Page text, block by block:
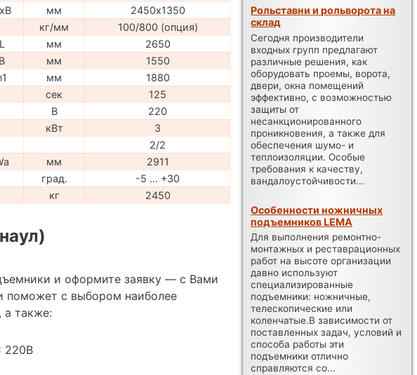
мм
2450х1350
кг/мм
100/800 (опция)
L мм
2650
B мм
1550
мм
1880
сек
125
В
220
кВт
3
2/2
мм
2911
град.
-5 … +30
кг 2450
и оформите заявку — с Вами
поможет с выбором наиболее
а также:
220В
Рольставни и рольворота на
склад
Сегодня производители
входных групп предлагают
различные решения, как
оборудовать проемы, ворота,
двери, окна помещений
эффективно, с возможностью
защиты от
несанкционированного
проникновения, а также для
обеспечения шумо- и
теплоизоляции. Особые
требования к качеству,
вандалоустойчивости...
Особенности ножничных
подъемников LEMA
Для выполнения ремонтно-
монтажных и реставрационных
работ на высоте организации
давно используют
специализированные
подъемники: ножничные,
телескопические или
коленчатые.В зависимости от
поставленных задач, условий и
способа работы эти
подъемники отлично
справляются со...